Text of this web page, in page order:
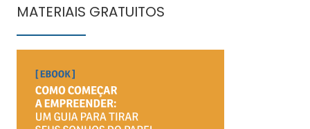
MATERIAIS GRATUITOS